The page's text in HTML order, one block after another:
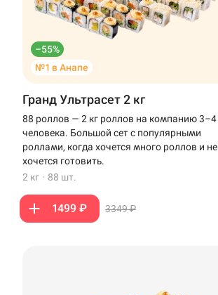
–55%
№1 в Анапе
Гранд Ультрасет 2 кг
88 роллов — 2 кг роллов на компанию 3–4
человека. Большой сет с популярными
роллами, когда хочется много роллов и не
хочется готовить.
2 кг · 88 шт.
1499 ₽ 3349 ₽